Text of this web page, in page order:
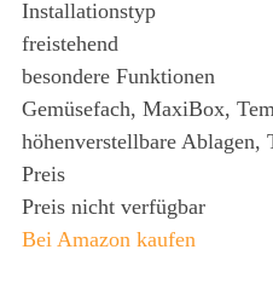
Installationstyp
freistehend
besondere Funktionen
Gemüsefach, MaxiBox,
höhenverstellbare Ablagen,
Preis
Preis nicht verfügbar
Bei Amazon kaufen